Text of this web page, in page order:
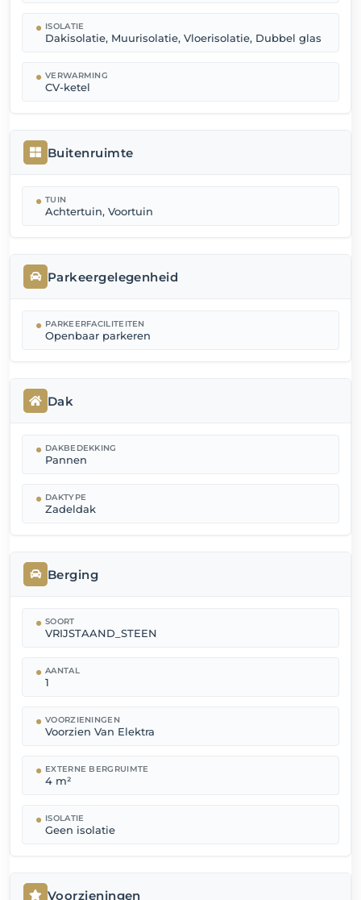
ISOLATIE
Dakisolatie, Muurisolatie, Vloerisolatie, Dubbel glas
VERWARMING
CV-ketel
Buitenruimte
TUIN
Achtertuin, Voortuin
Parkeergelegenheid
PARKEERFACILITEITEN
Openbaar parkeren
Dak
DAKBEDEKKING
Pannen
DAKTYPE
Zadeldak
Berging
SOORT
VRIJSTAAND_STEEN
AANTAL
1
VOORZIENINGEN
Voorzien Van Elektra
EXTERNE BERGRUIMTE
4 m²
ISOLATIE
Geen isolatie
Voorzieningen